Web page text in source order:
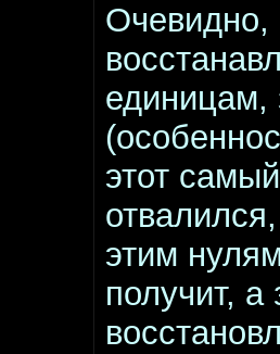
Очевидно,
единицам,
этот
этим
получит, а